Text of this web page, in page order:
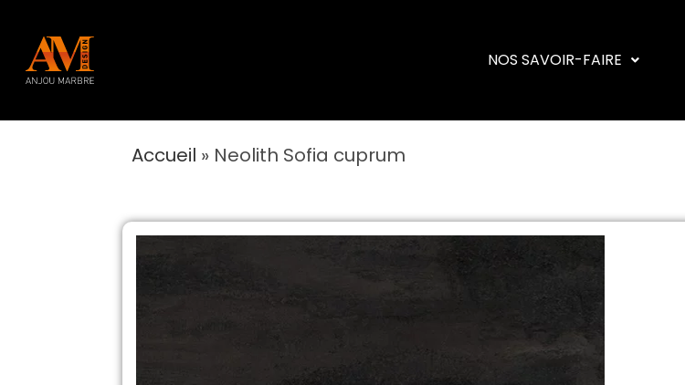
NOS SAVOIR-FAIRE
Accueil » Neolith Sofia cuprum